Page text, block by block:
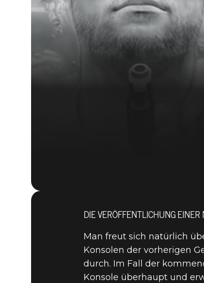
DIE VERÖFFENTLICHUNG
Man freut sich natürlich
Konsolen der vorherigen
durch. Im Fall der
Konsole überhaupt und